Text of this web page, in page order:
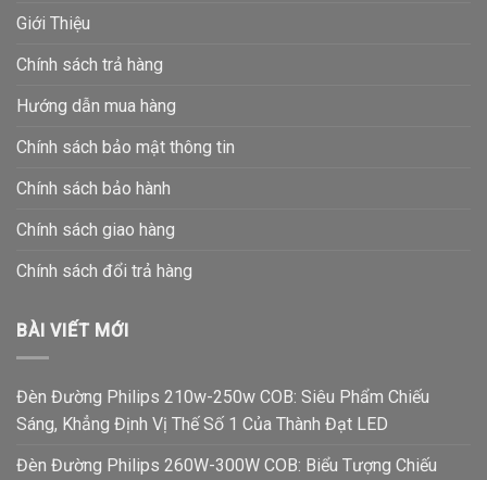
Giới Thiệu
Chính sách trả hàng
Hướng dẫn mua hàng
Chính sách bảo mật thông tin
Chính sách bảo hành
Chính sách giao hàng
Chính sách đổi trả hàng
BÀI VIẾT MỚI
Đèn Đường Philips 210w-250w COB: Siêu Phẩm Chiếu
Sáng, Khẳng Định Vị Thế Số 1 Của Thành Đạt LED
Đèn Đường Philips 260W-300W COB: Biểu Tượng Chiếu